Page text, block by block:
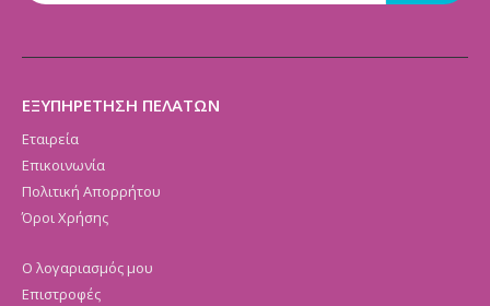
ΕΞΥΠΗΡΕΤΗΣΗ ΠΕΛΑΤΩΝ
Εταιρεία
Επικοινωνία
Πολιτική Απορρήτου
Όροι Χρήσης
Ο λογαριασμός μου
Επιστροφές